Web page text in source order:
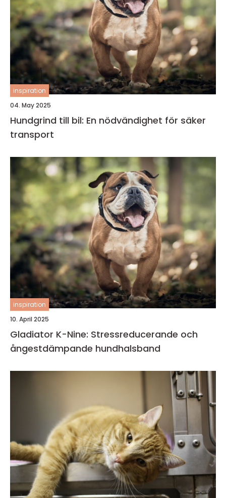
inspiration
04. May 2025
Hundgrind till bil: En nödvändighet för säker
transport
inspiration
10. April 2025
Gladiator K-Nine: Stressreducerande och
ångestdämpande hundhalsband